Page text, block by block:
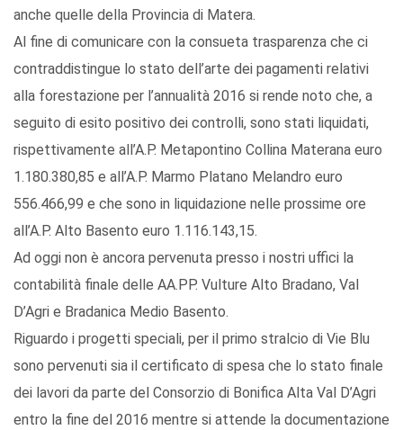
anche quelle della Provincia di Matera.
Al fine di comunicare con la consueta trasparenza che ci
contraddistingue lo stato dell’arte dei pagamenti relativi
alla forestazione per l’annualità 2016 si rende noto che, a
seguito di esito positivo dei controlli, sono stati liquidati,
rispettivamente all’A.P. Metapontino Collina Materana euro
1.180.380,85 e all’A.P. Marmo Platano Melandro euro
556.466,99 e che sono in liquidazione nelle prossime ore
all’A.P. Alto Basento euro 1.116.143,15.
Ad oggi non è ancora pervenuta presso i nostri uffici la
contabilità finale delle AA.PP. Vulture Alto Bradano, Val
D’Agri e Bradanica Medio Basento.
Riguardo i progetti speciali, per il primo stralcio di Vie Blu
sono pervenuti sia il certificato di spesa che lo stato finale
dei lavori da parte del Consorzio di Bonifica Alta Val D’Agri
entro la fine del 2016 mentre si attende la documentazione